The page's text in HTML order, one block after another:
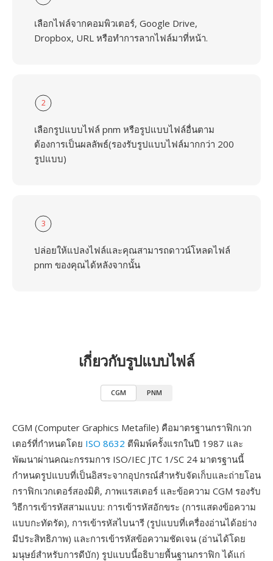
เลือกไฟล์จากคอมพิวเตอร์, Google Drive,
Dropbox, URL หรือทำการลากไฟล์มาที่หน้า.
2
เลือกรูปแบบไฟล์ pnm หรือรูปแบบไฟล์อื่นตาม
ต้องการเป็นผลลัพธ์(รองรับรูปแบบไฟล์มากกว่า 200
รูปแบบ)
3
ปล่อยให้แปลงไฟล์และคุณสามารถดาวน์โหลดไฟล์
pnm ของคุณได้หลังจากนั้น
เกี่ยวกับรูปแบบไฟล์
CGM PNM
CGM (Computer Graphics Metafile) คือมาตรฐานกราฟิกเวก
เตอร์ที่กำหนดโดย ISO 8632 ตีพิมพ์ครั้งแรกในปี 1987 และ
พัฒนาผ่านคณะกรรมการ ISO/IEC JTC 1/SC 24 มาตรฐานนี้
กำหนดรูปแบบที่เป็นอิสระจากอุปกรณ์สำหรับจัดเก็บและถ่ายโอน
กราฟิกเวกเตอร์สองมิติ, ภาพแรสเตอร์ และข้อความ CGM รองรับ
วิธีการเข้ารหัสสามแบบ: การเข้ารหัสอักขระ (การแสดงข้อความ
แบบกะทัดรัด), การเข้ารหัสไบนารี (รูปแบบที่เครื่องอ่านได้อย่าง
มีประสิทธิภาพ) และการเข้ารหัสข้อความชัดเจน (อ่านได้โดย
มนุษย์สำหรับการดีบัก) รูปแบบนี้อธิบายพื้นฐานกราฟิก ได้แก่